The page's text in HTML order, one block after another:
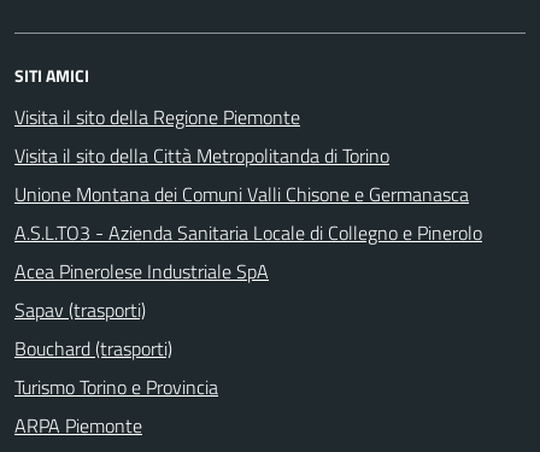
SITI AMICI
Visita il sito della Regione Piemonte
Visita il sito della Città Metropolitanda di Torino
Unione Montana dei Comuni Valli Chisone e Germanasca
A.S.L.TO3 - Azienda Sanitaria Locale di Collegno e Pinerolo
Acea Pinerolese Industriale SpA
Sapav (trasporti)
Bouchard (trasporti)
Turismo Torino e Provincia
ARPA Piemonte